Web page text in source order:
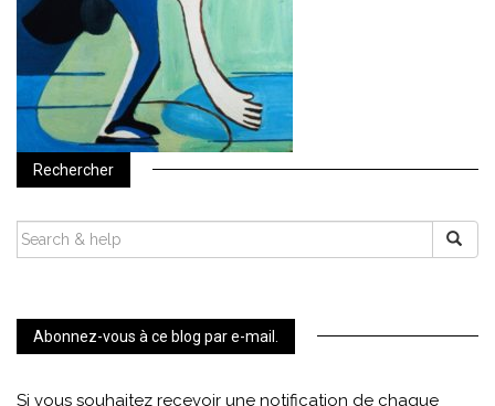
Rechercher
SEARCH
FOR:
Abonnez-vous à ce blog par e-mail.
Si vous souhaitez recevoir une notification de chaque